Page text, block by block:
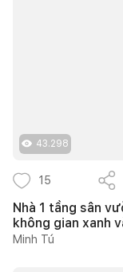
43.298
15
Nhà 1 tầng sân
không gian xanh
Minh Tú